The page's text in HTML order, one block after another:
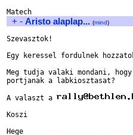
+ - Aristo alaplap... (mind)
Szevasztok!
Egy keressel fordulnek
Meg tudja valaki mondani,
portjanak a labkiosztasat?
A valaszt a
Koszi